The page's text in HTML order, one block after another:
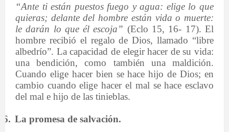
“Ante ti están puestos fuego y agua: elige lo que
quieras; delante del hombre están vida o muerte:
le darán lo que él escoja” (Eclo 15, 16- 17). El
hombre recibió el regalo de Dios, llamado “libre
albedrío”. La capacidad de elegir hacer de su vida:
una bendición, como también una maldición.
Cuando elige hacer bien se hace hijo de Dios; en
cambio cuando elige hacer el mal se hace esclavo
del mal e hijo de las tinieblas.
6. La promesa de salvación.